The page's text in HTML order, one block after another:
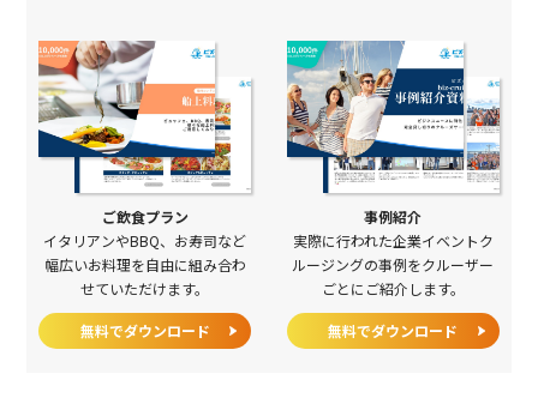
ご飲食プラン
イタリアンやBBQ、お寿司など
幅広いお料理を自由に組み合わ
せていただけます。
無料でダウンロード
事例紹介
実際に行われた企業イベントク
ルージングの事例をクルーザー
ごとにご紹介します。
無料でダウンロード